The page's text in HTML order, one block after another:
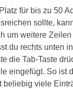
für bis zu 50
sollte,
um weitere
du rechts unten
die Tab-Taste
eingefügt. So ist
beliebig viele